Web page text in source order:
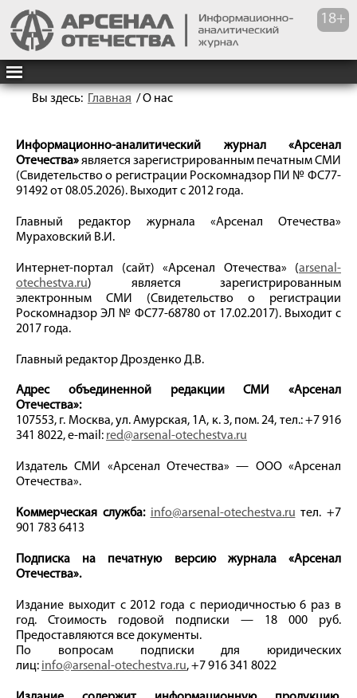
Вы здесь: Главная /О нас
Информационно-аналитический журнал «Арсенал
Отечества»является зарегистрированным печатным СМИ
(Свидетельство о регистрации Роскомнадзор ПИ № ФС77-
91492 от 08.05.2026). Выходит с 2012 года.
Главный редактор журнала «Арсенал Отечества»
Мураховский В.И.
Интернет-портал (сайт) «Арсенал Отечества» (arsenal-
otechestva.ru) является зарегистрированным
электронным СМИ (Свидетельство о регистрации
Роскомнадзор ЭЛ № ФС77-68780 от 17.02.2017). Выходит с
2017 года.
Главный редактор Дрозденко Д.В.
Адрес объединенной редакции СМИ «Арсенал
Отечества»:
107553, г. Москва, ул. Амурская, 1А, к. 3, пом. 24, тел.: +7 916
341 8022, e-mail: red@arsenal-otechestva.ru
Издатель СМИ «Арсенал Отечества» — ООО «Арсенал
Отечества».
Коммерческая служба: info@arsenal-otechestva.ru тел. +7
901 783 6413
Подписка на печатную версию журнала «Арсенал
Отечества».
Издание выходит с 2012 года с периодичностью 6 раз в
год. Стоимость годовой подписки — 18 000 руб.
Предоставляются все документы.
По вопросам подписки для юридических
лиц: info@arsenal-otechestva.ru, +7 916 341 8022